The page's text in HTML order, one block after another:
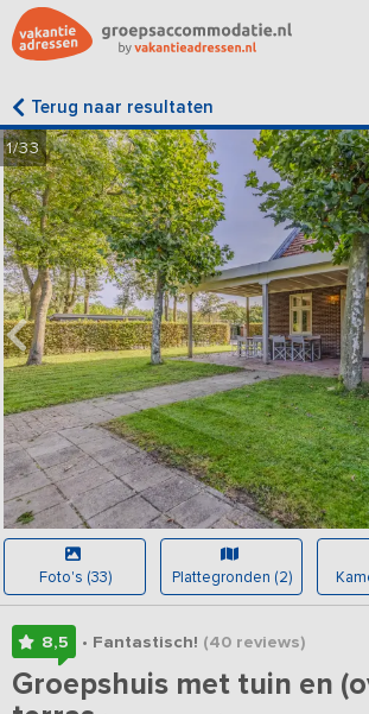
Terug naar resultaten
1/33
Foto's (33) Plattegronden (2)
8,5 • Fantastisch! (40reviews)
Groepshuis met tuin en